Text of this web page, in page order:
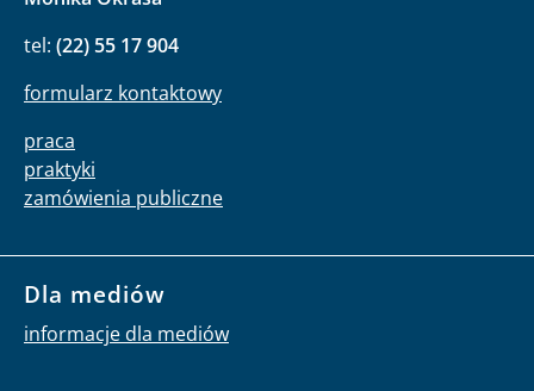
tel: (22) 55 17 904
formularz kontaktowy
praca
praktyki
zamówienia publiczne
Dla mediów
informacje dla mediów